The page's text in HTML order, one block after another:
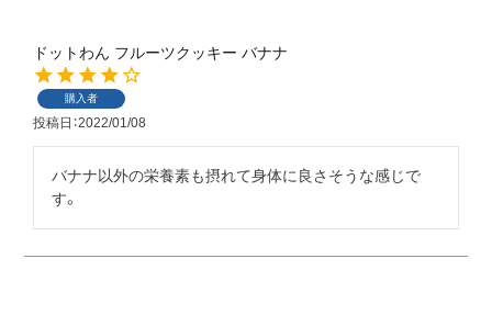
ドットわん フルーツクッキー バナナ
購入者
投稿日 2022/01/08
バナナ以外の栄養素も摂れて身体に良さそうな感じで
す。